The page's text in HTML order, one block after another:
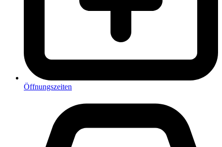
Öffnungszeiten